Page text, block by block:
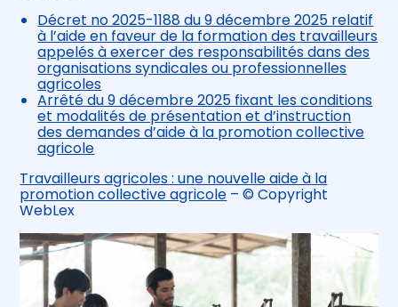
Décret no 2025-1188 du 9 décembre 2025 relatif
à l’aide en faveur de la formation des travailleurs
appelés à exercer des responsabilités dans des
organisations syndicales ou professionnelles
agricoles
Arrêté du 9 décembre 2025 fixant les conditions
et modalités de présentation et d’instruction
des demandes d’aide à la promotion collective
agricole
Travailleurs agricoles : une nouvelle aide à la
promotion collective agricole – © Copyright
WebLex